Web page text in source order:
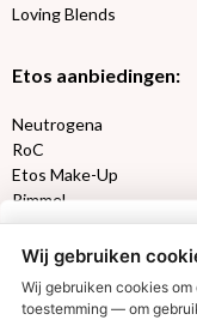
Loving Blends
Etos aanbiedingen:
Neutrogena
RoC
Etos Make-Up
Rimmel
Max Factor
Etos aanbiedingen:
Wij gebruiken
Wij gebruiken cookies
toestemming — om